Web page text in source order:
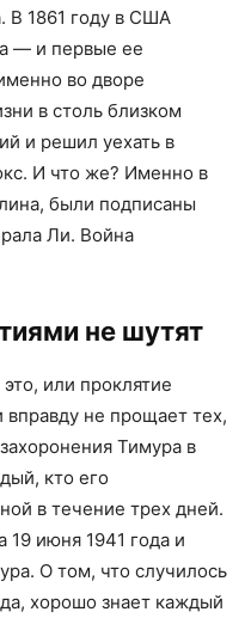
В 1861 году в США
— и первые ее
во дворе
в столь близком
и решил уехать в
И что же? Именно в
были подписаны
Ли. Война
не шутят
или проклятие
не прощает тех,
Тимура в
кто его
в течение трех дней.
19 июня 1941 года и
О том, что случилось
хорошо знает каждый